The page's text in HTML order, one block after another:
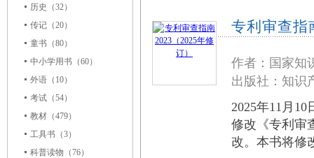
历史
（32）
传记 （20）
童书 （80）
中小学用书 （60）
外语 （10）
考试 （54）
教材 （479）
工具书 （3）
科普读物 （76）
专利审查指
作者：国家知
出版社：知
2025年11月
修改《专利审
改。本书将修